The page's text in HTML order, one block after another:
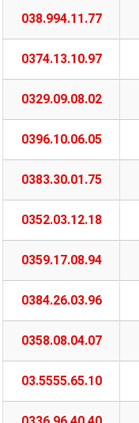
038.994.11.77
0374.13.10.97
0329.09.08.02
0396.10.06.05
0383.30.01.75
0352.03.12.18
0359.17.08.94
0384.26.03.96
0358.08.04.07
03.5555.65.10